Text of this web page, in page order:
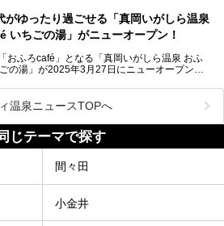
コニア・ホスピタリティ株式会社【PR】
ったらかしの宿 ゆうふり那須高雄温泉ロッジ
にある箒川のほとりに11の温泉地が点在し、
の人々から癒やしの場として愛されてきまし
、豊かな自然を感じられる観光スポットや、こ
えないご当地グルメなど、多彩な魅力がある北
、塩原温泉の概要や魅力とともに、おすすめの
光・グルメスポット、日帰り温泉を順に紹介し
いつもの温泉旅行とは一味違う旅行体験をして
がゆったり過ごせる「真岡いがしら温泉
いちごの湯」がニューオープン！
おふろcafé」となる「真岡いがしら温泉 おふ
の湯」が2025年3月27日にニューオープンす
天然温泉のお風呂をはじめ、リラックスエリア
ア、カフェレストランなど、施設の隅々までチ
ました！
温泉ニュースTOPへ
じテーマで探す
間々田
小金井